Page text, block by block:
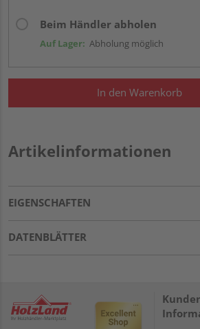
Beim Händler abholen
Auf Lager: Abholung möglich
In den Warenkorb
Artikelinformationen
EIGENSCHAFTEN
DATENBLÄTTER